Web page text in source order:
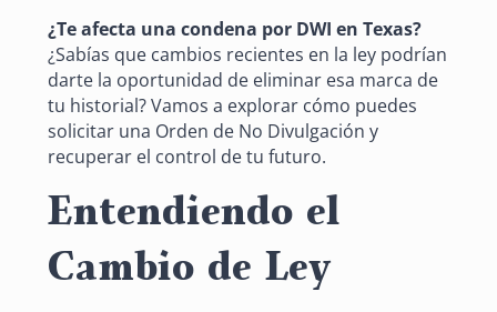
¿Te afecta una condena por DWI en Texas?
¿Sabías que cambios recientes en la ley podrían
darte la oportunidad de eliminar esa marca de
tu historial? Vamos a explorar cómo puedes
solicitar una Orden de No Divulgación y
recuperar el control de tu futuro.
Entendiendo el
Cambio de Ley